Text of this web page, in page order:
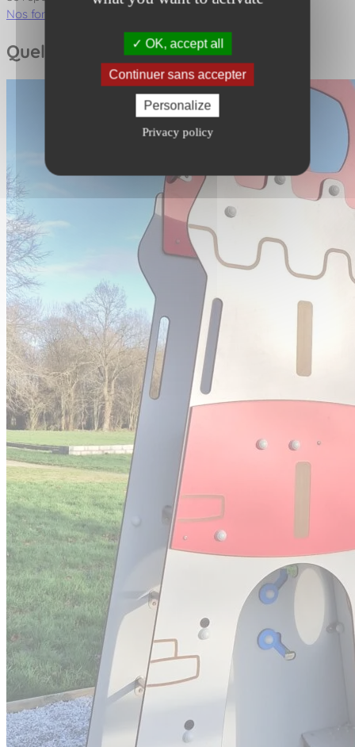
OK, accept all
Continuer sans accepter
Personalize
Privacy policy
Nos fonctions ludiques
Quelques photos